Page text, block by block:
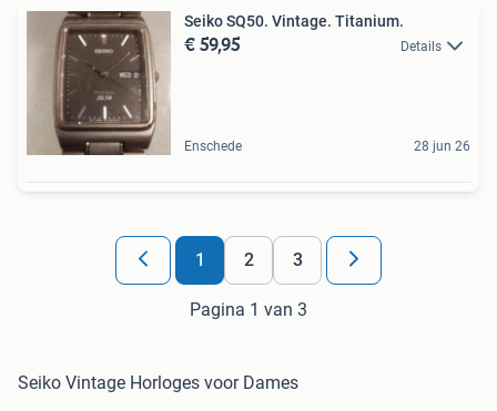
Seiko SQ50. Vintage. Titanium.
€ 59,95 Details
Enschede 28 jun 26
1 2 3
Pagina 1 van 3
Seiko Vintage Horloges voor Dames